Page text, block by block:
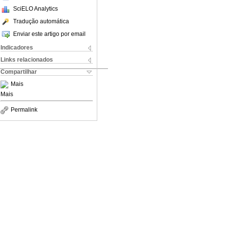
SciELO Analytics
Tradução automática
Enviar este artigo por email
Indicadores
Links relacionados
Compartilhar
Mais
Mais
Permalink